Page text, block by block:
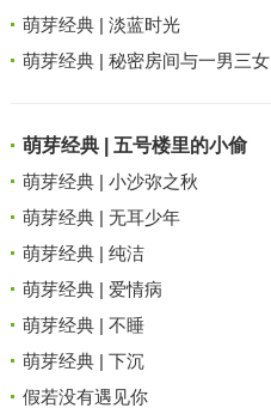
萌芽经典 | 淡蓝时光
萌芽经典 | 秘密房间与一男三女
萌芽经典 | 五号楼里的小偷
萌芽经典 | 小沙弥之秋
萌芽经典 | 无耳少年
萌芽经典 | 纯洁
萌芽经典 | 爱情病
萌芽经典 | 不睡
萌芽经典 | 下沉
假若没有遇见你